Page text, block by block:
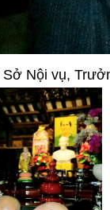
Nội vụ,